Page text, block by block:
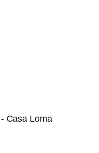
Casa Loma